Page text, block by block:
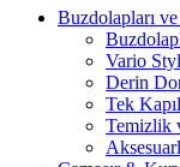
Buzdolapları
Vario
Derin
Tek
Temizlik